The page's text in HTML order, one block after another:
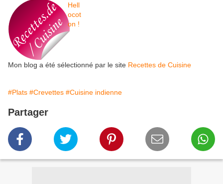
Mon blog a été sélectionné par le site Recettes de Cuisine
#Plats #Crevettes #Cuisine indienne
Partager